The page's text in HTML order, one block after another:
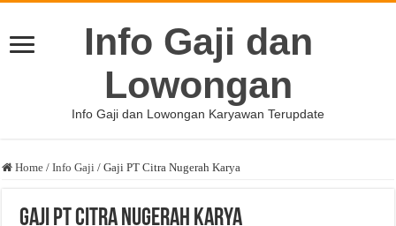
Info Gaji dan
Lowongan
Info Gaji dan Lowongan Karyawan Terupdate
Home / Info Gaji / Gaji PT Citra Nugerah Karya
Gaji PT Citra Nugerah Karya